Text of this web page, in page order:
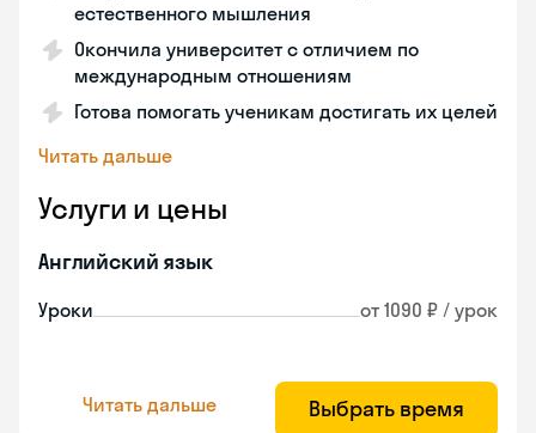
естественного мышления
Окончила университет с отличием по
международным отношениям
Готова помогать ученикам достигать их целей
Читать дальше
Услуги и цены
Английский язык
Уроки от 1090 ₽ / урок
Читать дальше Выбрать время